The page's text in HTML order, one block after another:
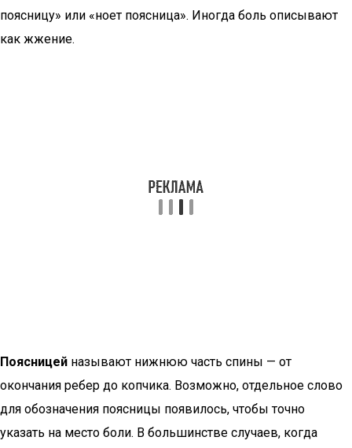
поясницу» или «ноет поясница». Иногда боль описывают
как жжение.
Поясницей называют нижнюю часть спины — от
окончания ребер до копчика. Возможно, отдельное слово
для обозначения поясницы появилось, чтобы точно
указать на место боли. В большинстве случаев, когда